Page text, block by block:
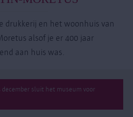
drukkerij en het woonhuis van
alsof je er 400 jaar
aan huis was.
december sluit het museum voor